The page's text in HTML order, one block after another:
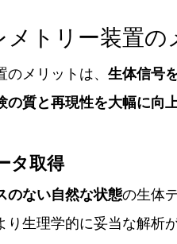
トリー装置の
メリットは、 生体信号
質と再現性を大幅に向
タ取得
のない自然な状態の生体
生理学的に妥当な解析が